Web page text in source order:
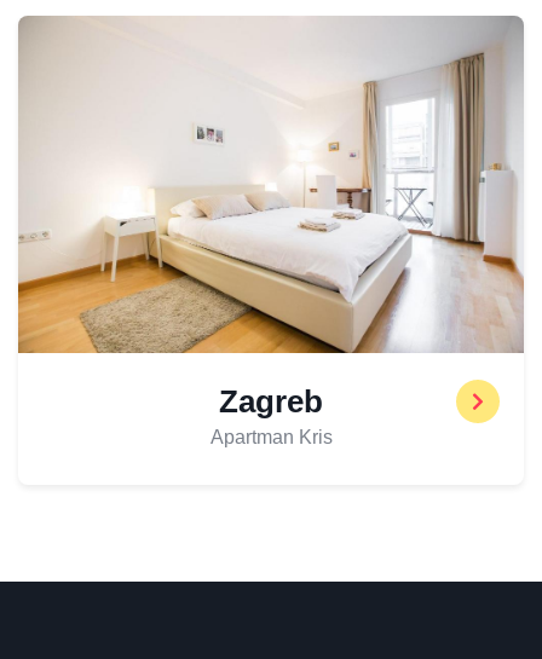
Zagreb
Apartman Kris